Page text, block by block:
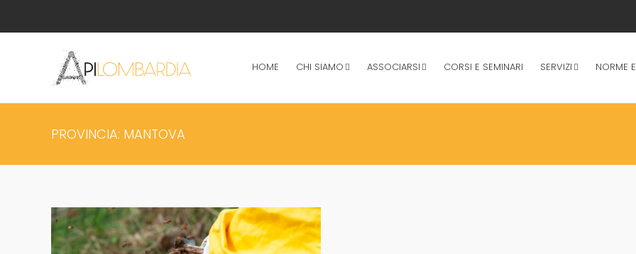
HOME CHI SIAMO ASSOCIARSI CORSI E SEMINARI SERVIZI NORME
PROVINCIA: MANTOVA